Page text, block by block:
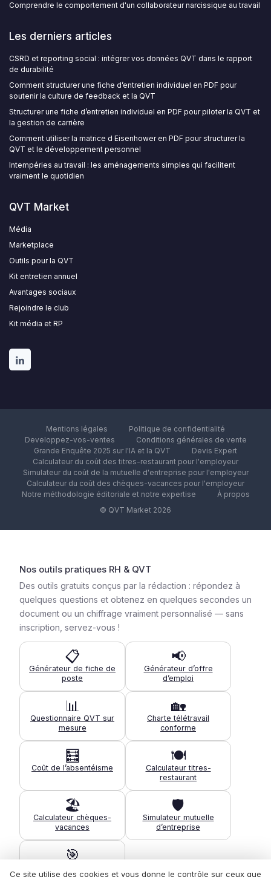
Comprendre le comportement d'un collaborateur narcissique au travail
Les derniers articles
CSRD et reporting social : intégrer vos données QVT dans le rapport
de durabilité
Comment structurer une fiche d’entretien individuel en PDF pour
soutenir la culture de feedback et la QVT
Structurer une fiche d’entretien individuel en PDF pour piloter la QVT et
la gestion de carrière
Comment utiliser la matrice d Eisenhower en PDF pour structurer la
QVT et le développement personnel
Intempéries au travail : les aménagements simples qui facilitent
vraiment le quotidien
QVT Market
Média
Marketplace
Outils pour la QVT
Kit entretien annuel
Avantages sociaux
Rejoindre le club
Kit média et RP
Mentions légales
Politique de confidentialité
Developpez-vos-ventes
Conditions générales de vente
Grande Enquête 2025 sur l'IA et la QVT
Devis Expert
Calculateur du coût des titres-restaurant pour l'employeur
Simulateur du coût de la mutuelle d'entreprise pour l'employeur
Calculateur du coût des chèques-vacances pour l'employeur
Notre méthodologie éditoriale et notre expertise
À propos
© QVT Market 2026
Nos outils pratiques RH & QVT
Des outils gratuits conçus par la rédaction : répondez à
quelques questions et obtenez en quelques secondes un
document ou un chiffrage vraiment personnalisé — sans
inscription, servez-vous !
📋
Générateur de fiche de
poste
📢
Générateur d’offre
d’emploi
📊
Questionnaire QVT sur
mesure
🏡
Charte télétravail
conforme
🧮
Coût de l’absentéisme
🍽️
Calculateur titres-
restaurant
🏖️
Calculateur chèques-
vacances
🛡️
Simulateur mutuelle
d’entreprise
🎯
Ce site utilise des cookies et vous donne le contrôle sur ceux que